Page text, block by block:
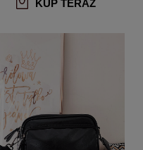
KUP TERAZ